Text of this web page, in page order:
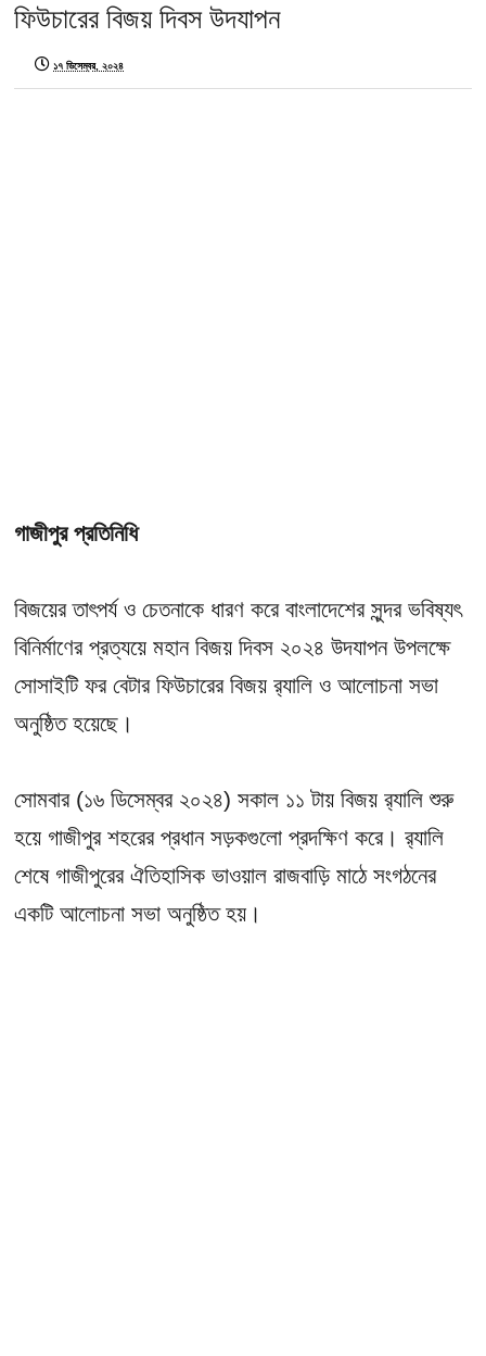
ফিউচারের বিজয় দিবস উদযাপন
১৭ ডিসেম্বর, ২০২৪
গাজীপুর প্রতিনিধি
বিজয়ের তাৎপর্য ও চেতনাকে ধারণ করে বাংলাদেশের সুন্দর ভবিষ্যৎ
বিনির্মাণের প্রত্যয়ে মহান বিজয় দিবস ২০২৪ উদযাপন উপলক্ষে
সোসাইটি ফর বেটার ফিউচারের বিজয় র‍্যালি ও আলোচনা সভা
অনুষ্ঠিত হয়েছে।
সোমবার (১৬ ডিসেম্বর ২০২৪) সকাল ১১ টায় বিজয় র‍্যালি শুরু
হয়ে গাজীপুর শহরের প্রধান সড়কগুলো প্রদক্ষিণ করে। র‍্যালি
শেষে গাজীপুরের ঐতিহাসিক ভাওয়াল রাজবাড়ি মাঠে সংগঠনের
একটি আলোচনা সভা অনুষ্ঠিত হয়।